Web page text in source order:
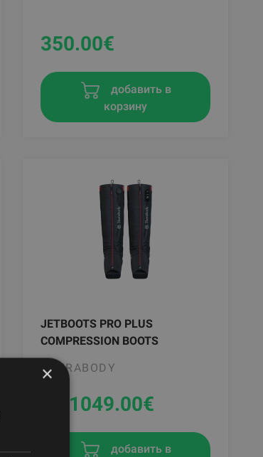
350.00€
добавить в
корзину
JETBOOTS PRO PLUS
COMPRESSION BOOTS
THERABODY
От 1049.00€
добавить в
×